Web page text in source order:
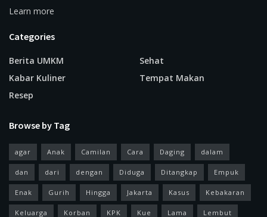
Learn more
Categories
Berita UMKM
Kabar Kuliner
Resep
Sehat
Tempat Makan
Browse by Tag
agar Anak Camilan Cara Daging dalam
dan dari dengan Diduga Ditangkap Empuk
Enak Gurih Hingga Jakarta Kasus Kebakaran
Keluarga Korban KPK Kue Lama Lembut